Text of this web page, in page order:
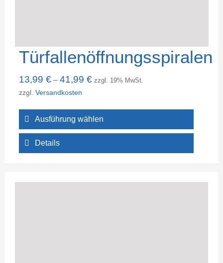
Türfallenöffnungsspiralen
13,99 €– 41,99 € zzgl. 19% MwSt.
zzgl. Versandkosten
Ausführung wählen
Details